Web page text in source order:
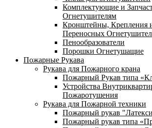
Комплектующие и
Огнетушителям
Кронштейны, Крепления
Переносных
Пенообразователи
Порошки Огнетушащие
Пожарные Рукава
Рукава для Пожарного крана
Пожарный Рукав типа
Устройства
Пожаротушения
Рукава для Пожарной техники
Пожарный рукав
Пожарный рукав типа